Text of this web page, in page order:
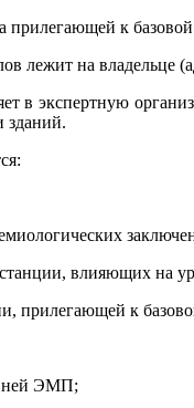
к
лежит на владельце
в экспертную
зданий.
влияющих на
прилегающей к
ЭМП;